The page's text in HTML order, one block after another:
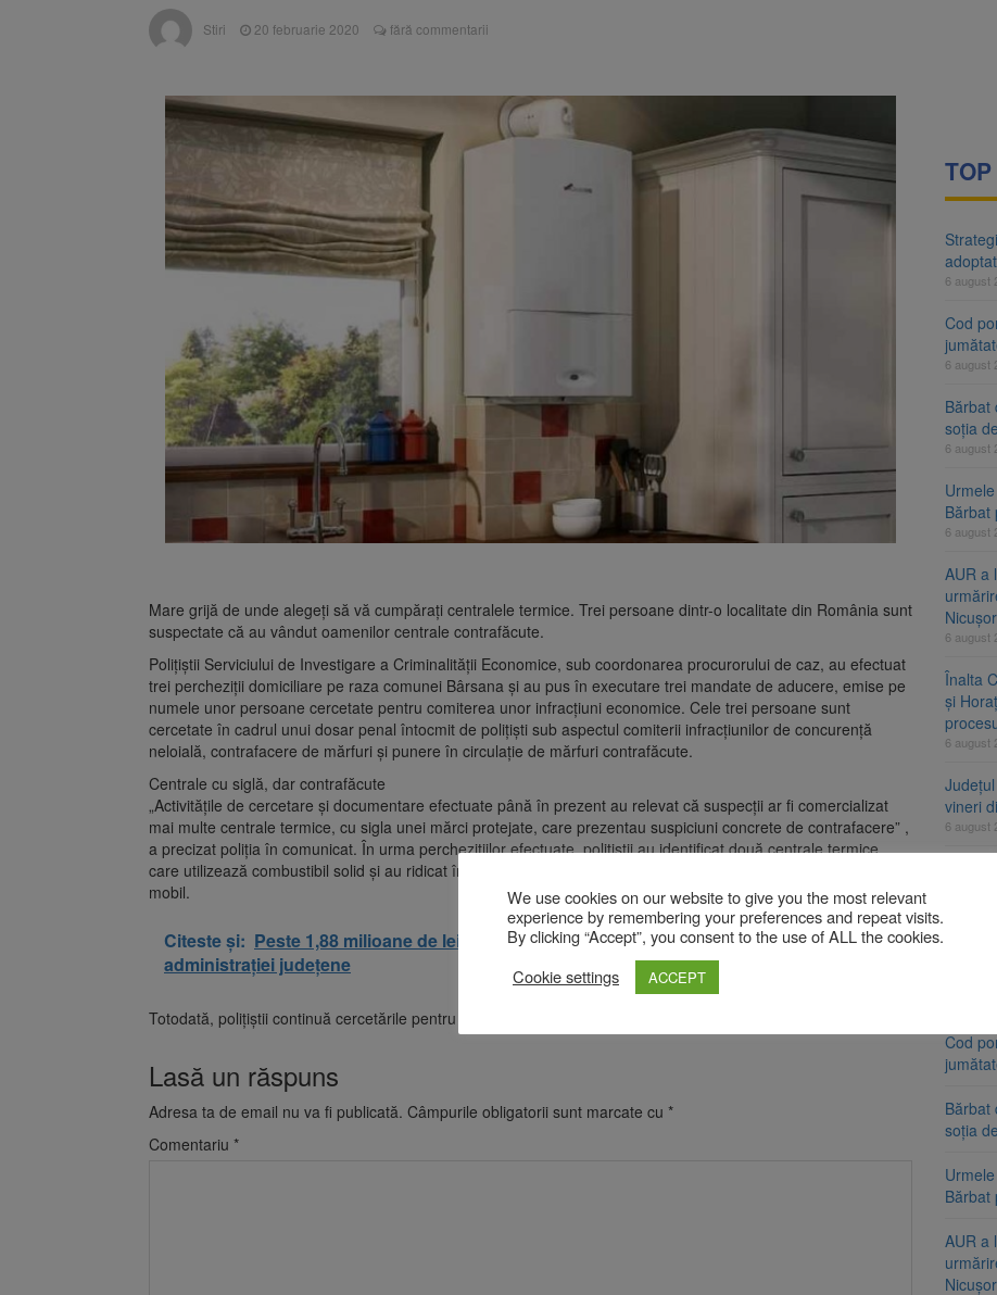
procesul
Stiri 20 februarie 2020 fără commentarii
Mare grijă de unde alegeți să vă cumpărați centralele termice. Trei persoane dintr-o localitate din România sunt
suspectate că au vândut oamenilor centrale contrafăcute.
Poliţiştii Serviciului de Investigare a Criminalităţii Economice, sub coordonarea procurorului de caz, au efectuat
trei percheziţii domiciliare pe raza comunei Bârsana şi au pus în executare trei mandate de aducere, emise pe
numele unor persoane cercetate pentru comiterea unor infracţiuni economice. Cele trei persoane sunt
cercetate în cadrul unui dosar penal întocmit de poliţişti sub aspectul comiterii infracţiunilor de concurenţă
neloială, contrafacere de mărfuri şi punere în circulaţie de mărfuri contrafăcute.
Centrale cu siglă, dar contrafăcute
„Activităţile de cercetare şi documentare efectuate până în prezent au relevat că suspecţii ar fi comercializat
mai multe centrale termice, cu sigla unei mărci protejate, care prezentau suspiciuni concrete de contrafacere” ,
a precizat poliția în comunicat. În urma percheziţiilor efectuate, poliţiştii au identificat două centrale termice
care utilizează combustibil solid şi au ridicat în vederea continuării cercetărilor diverse înscrisuri şi un telefon
mobil.
Citeste și: Peste 1,88 milioane de lei din fonduri europene pentru transformarea digitală a
administrației județene
Totodată, poliţiştii continuă cercetările pentru documentarea întregii activităţi infracţionale a suspecţilor.
Lasă un răspuns
Adresa ta de email nu va fi publicată. Câmpurile obligatorii sunt marcate cu *
Comentariu *
6 august
Cod
6 august
Bărbat
soția
6 august
Bărbat
6 august
AUR a
6 august
Înalta
și
6 august
vineri
6 august
Cod
Bărbat
soția
Bărbat
AUR a
We use cookies on our website to give you the most relevant
experience by remembering your preferences and repeat visits.
By clicking “Accept”, you consent to the use of ALL the cookies.
Cookie settings
ACCEPT